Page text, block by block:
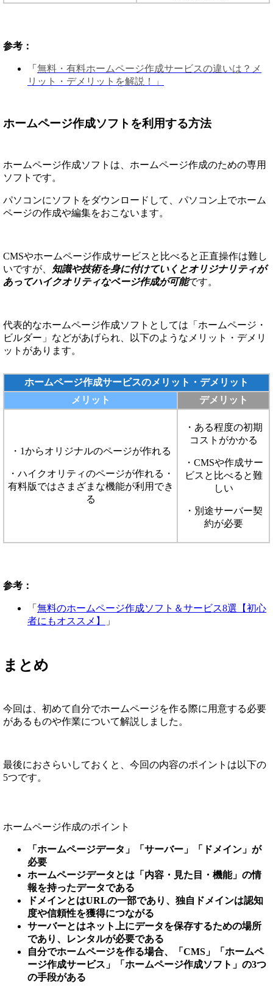
参考：
「 無料・有料ホームページ作成サービスの違いは？メ
リット・デメリットを解説！」
ホームページ作成ソフトを利用する方法
ホームページ作成ソフトは、ホームページ作成のための専用
ソフトです。
パソコンにソフトをダウンロードして、パソコン上でホーム
ページの作成や編集をおこないます。
CMSやホームページ作成サービスと比べると正直操作は難し
いですが、
知識や技術を身に付けていくとオリジナリティが
あってハイクオリティなページ作成が可能です。
代表的なホームページ作成ソフトとしては「ホームページ・
ビルダー」などがあげられ、以下のようなメリット・デメリ
ットがあります。
ホームページ作成サービスのメリット・デメリット
メリット
デメリット
・1からオリジナルのページが作れる
・ハイクオリティのページが作れる・
有料版ではさまざまな機能が利用でき
る
・ある程度の初期
コストがかかる
・CMSや作成サー
ビスと比べると難
しい
・別途サーバー契
約が必要
参考：
「 無料のホームページ作成ソフト＆サービス8選【初心
者にもオススメ】
」
まとめ
今回は、初めて自分でホームページを作る際に用意する必要
があるものや作業について解説しました。
最後におさらいしておくと、今回の内容のポイントは以下の
5つです。
ホームページ作成のポイント
「ホームページデータ」「サーバー」「ドメイン」が
必要
ホームページデータとは「内容・見た目・機能」の情
報を持ったデータである
ドメインとはURLの一部であり、独自ドメインは認知
度や信頼性を獲得につながる
サーバーとはネット上にデータを保存するための場所
であり、レンタルが必要である
自分でホームページを作る場合、「CMS」「ホームペ
ージ作成サービス」「ホームページ作成ソフト」の3つ
の手段がある